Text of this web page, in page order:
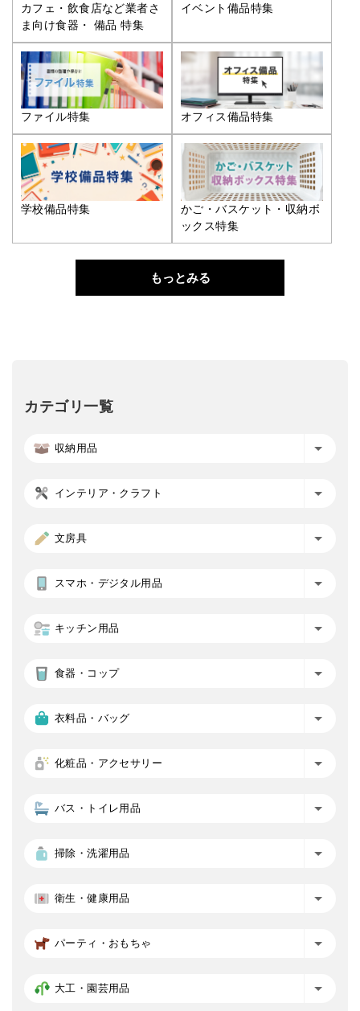
カフェ・飲食店など業者さ
ま向け食器・ 備品 特集
イベント備品特集
ファイル特集 オフィス備品特集
学校備品特集
かご・バスケット・収納ボ
ックス特集
もっとみる
カテゴリ一覧
収納用品
インテリア・クラフト
文房具
スマホ・デジタル用品
キッチン用品
食器・コップ
衣料品・バッグ
化粧品・アクセサリー
バス・トイレ用品
掃除・洗濯用品
衛生・健康用品
パーティ・おもちゃ
大工・園芸用品